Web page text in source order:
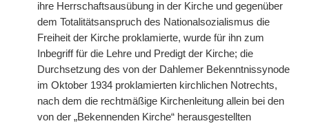
ihre Herrschaftsausübung in der Kirche und gegenüber
dem Totalitätsanspruch des Nationalsozialismus die
Freiheit der Kirche proklamierte, wurde für ihn zum
Inbegriff für die Lehre und Predigt der Kirche; die
Durchsetzung des von der Dahlemer Bekenntnissynode
im Oktober 1934 proklamierten kirchlichen Notrechts,
nach dem die rechtmäßige Kirchenleitung allein bei den
von der „Bekennenden Kirche“ herausgestellten